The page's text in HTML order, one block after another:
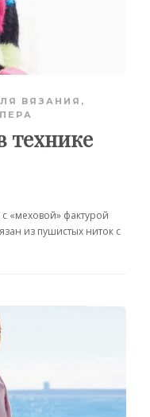
ВЯЗАНИЯ ,
технике
«меховой» фактурой
из пушистых ниток с